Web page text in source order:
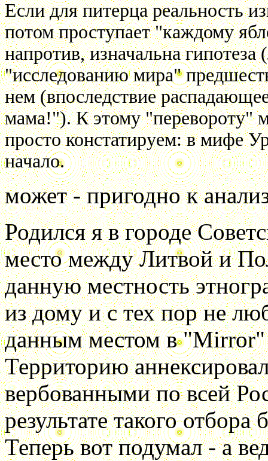
Если для питерца реальность
потом проступает "каждому
напротив, изначальна гипотеза
"исследованию мира"
нем (впоследствие
мама!"). К этому "перевороту"
просто констатируем: в мифе
начало.
может - пригодно к
Родился я в городе
место между Литвой и
данную местность
из дому и с тех пор не
данным местом в "Mirror"
Территорию
вербованными по всей
результате такого
Теперь вот подумал - а